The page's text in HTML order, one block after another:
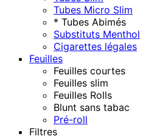
Tubes Micro Slim
* Tubes Abimés
Substituts Menthol
Cigarettes légales
Feuilles
Feuilles courtes
Feuilles slim
Feuilles Rolls
Blunt sans tabac
Pré-roll
Filtres